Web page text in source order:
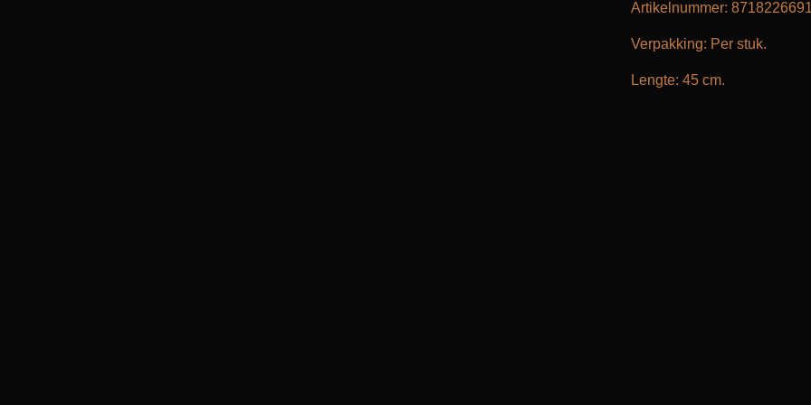
Artikelnummer:
Verpakking: Per stuk.
Lengte: 45 cm.